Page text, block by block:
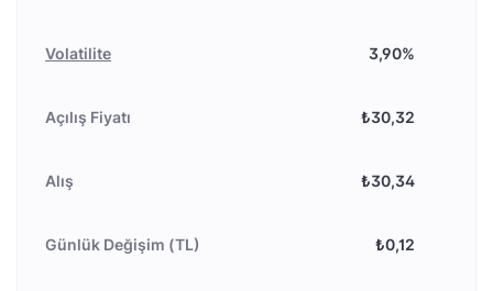
Volatilite 3,90%
Açılış Fiyatı ₺30,32
Alış ₺30,34
Günlük Değişim (TL) ₺0,12